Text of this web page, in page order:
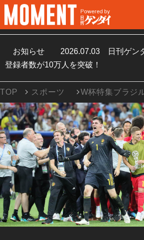
お知らせ 2026.07.03
日刊ゲン
登録者数が10万人を突破！
TOP スポーツ W杯特集ブラジ